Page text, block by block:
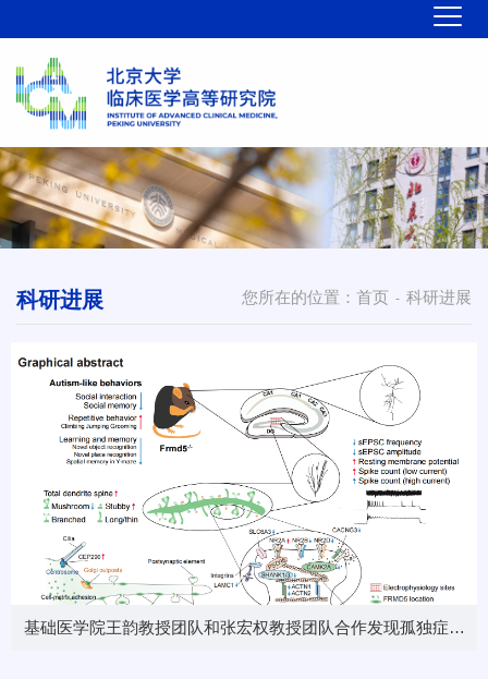
您所在的位置： 首页 - 科研进展
科研进展
基础医学院王韵教授团队和张宏权教授团队合作发现孤独症的